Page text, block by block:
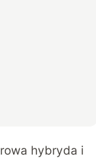
hybryda i